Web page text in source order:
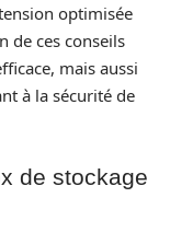
optimisée
de ces conseils
mais aussi
à la sécurité de
de stockage